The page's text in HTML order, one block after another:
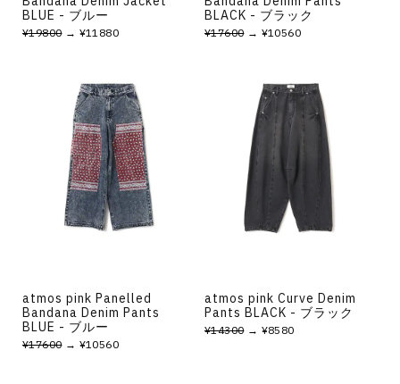
BLUE - ブルー
¥19800→ ¥11880
BLACK - ブラック
¥17600→ ¥10560
atmos pink Panelled
Bandana Denim Pants
BLUE - ブルー
¥17600→ ¥10560
atmos pink Curve Denim
Pants BLACK - ブラック
¥14300→ ¥8580